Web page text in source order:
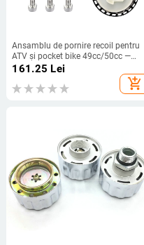
Ansamblu de pornire recoil pentru
ATV și pocket bike 49cc/50cc —
dinți 4, greutate 500 g, cod accesorii
161.25 Lei
add_shopping_cart